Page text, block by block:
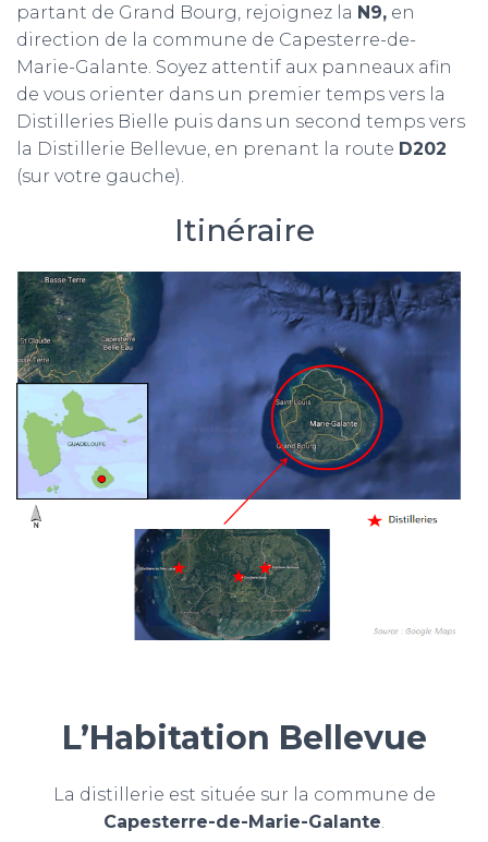
partant de Grand Bourg, rejoignez la N9, en
direction de la commune de Capesterre-de-
Marie-Galante. Soyez attentif aux panneaux afin
de vous orienter dans un premier temps vers la
Distilleries Bielle puis dans un second temps vers
la Distillerie Bellevue, en prenant la route D202
(sur votre gauche).
Itinéraire
L’Habitation Bellevue
La distillerie est située sur la commune de
Capesterre-de-Marie-Galante